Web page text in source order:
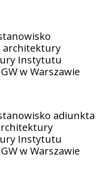
architektury
Instytutu
w Warszawie
adiunkta
Instytutu
w Warszawie